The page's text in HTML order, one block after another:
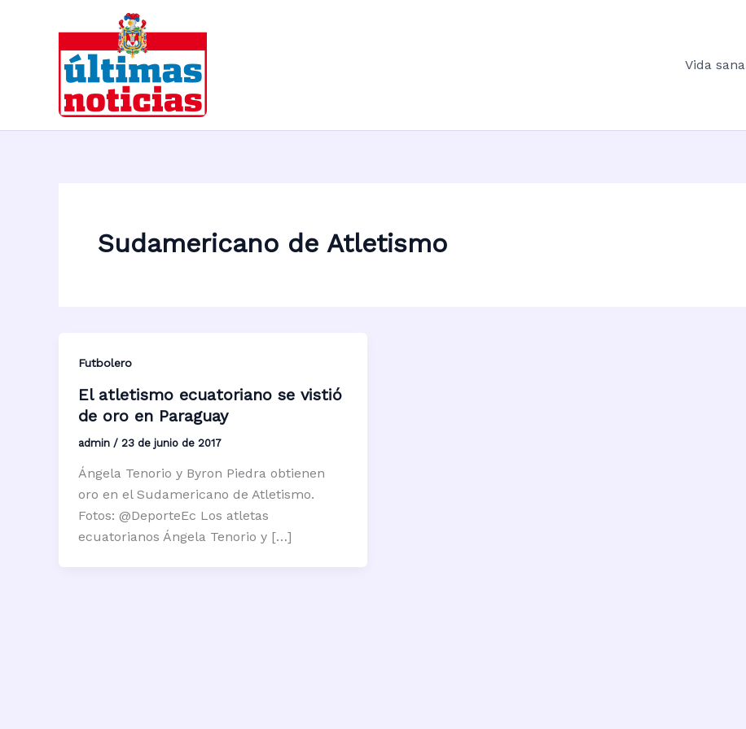
contenido
Vida sana
Sudamericano de Atletismo
Futbolero
El atletismo ecuatoriano se vistió
de oro en Paraguay
admin / 23 de junio de 2017
Ángela Tenorio y Byron Piedra obtienen
oro en el Sudamericano de Atletismo.
Fotos: @DeporteEc Los atletas
ecuatorianos Ángela Tenorio y […]